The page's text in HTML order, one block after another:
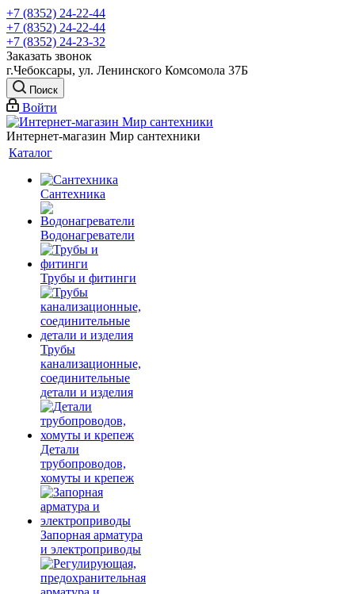
+7 (8352) 24-22-44
+7 (8352) 24-22-44
+7 (8352) 24-23-32
Заказать звонок
г.Чебоксары, ул. Ленинского Комсомола 37Б
Поиск
Войти
Интернет-магазин Мир сантехники
Каталог
Сантехника
Водонагреватели
Трубы и фитинги
Трубы
канализационные,
соединительные
детали и изделия
Детали
трубопроводов,
хомуты и крепеж
Запорная арматура
и электроприводы